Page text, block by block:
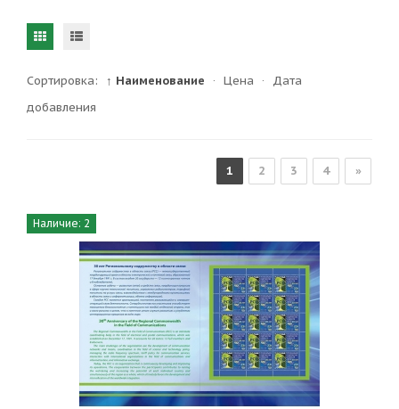
Сортировка: ↑ Наименование · Цена ·
Дата
добавления
1 2 3 4 »
Наличие: 2